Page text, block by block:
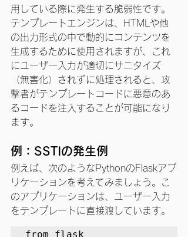
用している際に発生する脆弱性です。
テンプレートエンジンは、HTMLや他
の出力形式の中で動的にコンテンツを
生成するために使用されますが、これ
にユーザー入力が適切にサニタイズ
（無害化）されずに処理されると、攻
撃者がテンプレートコードに悪意のあ
るコードを注入することが可能になり
ます。
例：SSTIの発生例
例えば、次のようなPythonのFlaskアプ
リケーションを考えてみましょう。こ
のアプリケーションは、ユーザー入力
をテンプレートに直接渡しています。
from flask